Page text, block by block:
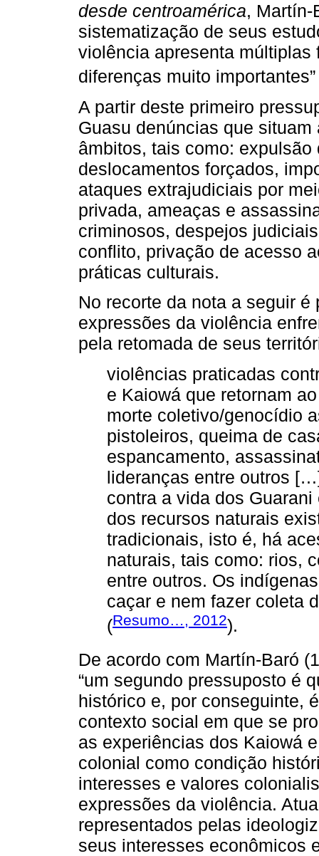
desde centroamérica, Martín-
sistematização de seus
violência apresenta múltiplas
diferenças muito
A partir deste primeiro
Guasu denúncias que
âmbitos, tais como:
deslocamentos forçados,
ataques extrajudiciais por
privada, ameaças e
criminosos, despejos
conflito, privação de acesso
práticas culturais.
No recorte da nota a seguir
expressões da violência
pela retomada de seus
violências praticadas
e Kaiowá que retornam
morte coletivo/genocídio
pistoleiros, queima de
espancamento,
lideranças entre outros
contra a vida dos
dos recursos naturais
tradicionais, isto é, há
naturais, tais como: rios,
entre outros. Os
caçar e nem fazer coleta
(Resumo…, 2012).
De acordo com Martín-Baró
“um segundo pressuposto é
histórico e, por conseguinte,
contexto social em que se
as experiências dos Kaiowá
colonial como condição
interesses e valores
expressões da violência.
representados pelas
seus interesses econômicos